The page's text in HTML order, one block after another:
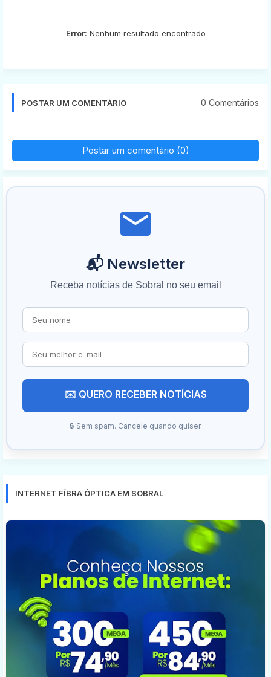
Error: Nenhum resultado encontrado
POSTAR UM COMENTÁRIO 0 Comentários
Postar um comentário (0)
📬 Newsletter
Receba notícias de Sobral no seu email
✉️ QUERO RECEBER NOTÍCIAS
🔒 Sem spam. Cancele quando quiser.
INTERNET FÍBRA ÓPTICA EM SOBRAL